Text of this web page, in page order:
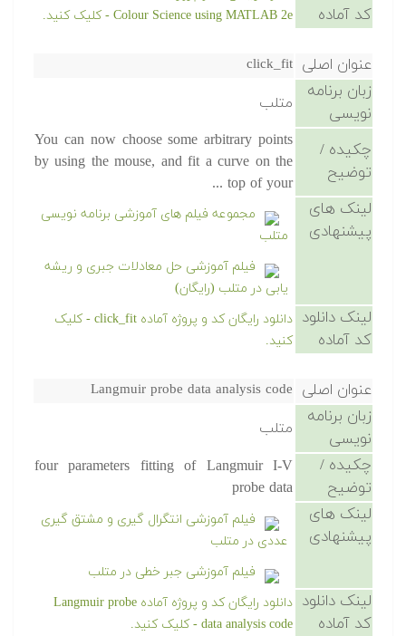
کد آماده
Colour Science using MATLAB 2e - کلیک کنید.
عنوان اصلی click_fit
زبان برنامه
نویسی
متلب
چکیده /
توضیح
You can now choose some arbitrary points
by using the mouse, and fit a curve on the
top of your ...
لینک های
پیشنهادی
مجموعه فیلم های آموزشی برنامه نویسی
متلب
فیلم آموزشی حل معادلات جبری و ریشه
یابی در متلب (رایگان)
لینک دانلود
کد آماده
دانلود رایگان کد و پروژه آماده click_fit - کلیک
کنید.
عنوان اصلی Langmuir probe data analysis code
زبان برنامه
نویسی
متلب
چکیده /
توضیح
four parameters fitting of Langmuir I-V
probe data
لینک های
پیشنهادی
فیلم آموزشی انتگرال گیری و مشتق گیری
عددی در متلب
فیلم آموزشی جبر خطی در متلب
لینک دانلود
کد آماده
دانلود رایگان کد و پروژه آماده Langmuir probe
data analysis code - کلیک کنید.